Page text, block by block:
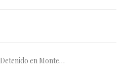
Detenido en Monte…